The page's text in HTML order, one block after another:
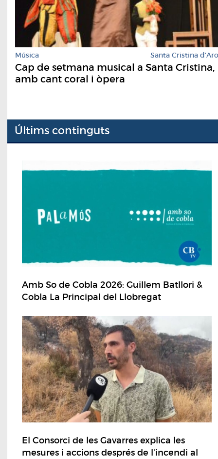
Música Santa Cristina d'Aro
Cap de setmana musical a Santa Cristina,
amb cant coral i òpera
Últims continguts
Amb So de Cobla 2026: Guillem Batllori &
Cobla La Principal del Llobregat
El Consorci de les Gavarres explica les
mesures i accions després de l'incendi al